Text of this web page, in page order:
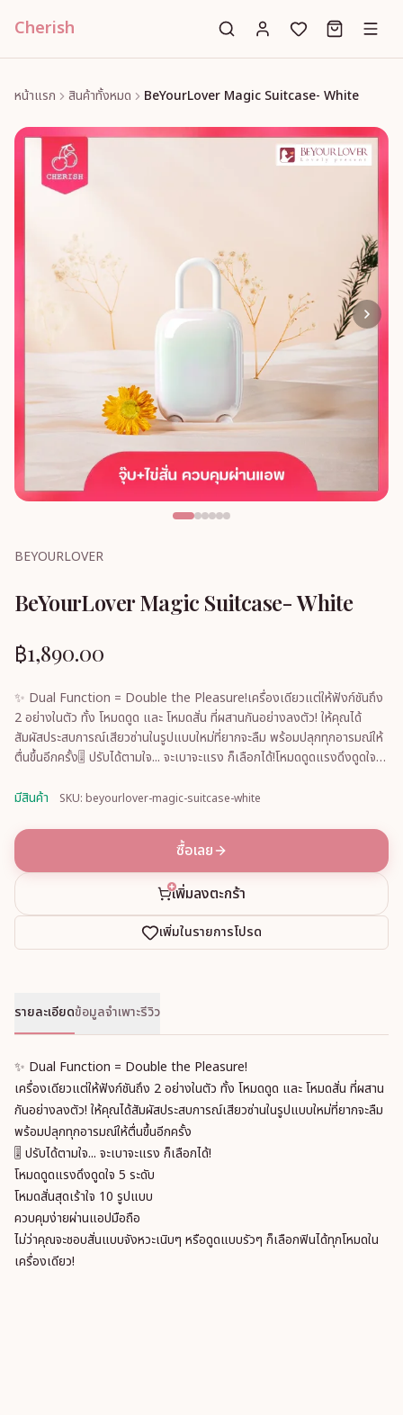
Cherish
หน้าแรก สินค้าทั้งหมด BeYourLover Magic Suitcase- White
BEYOURLOVER
BeYourLover Magic Suitcase- White
฿1,890.00
✨ Dual Function = Double the Pleasure!เครื่องเดียวแต่ให้ฟังก์ชันถึง
2 อย่างในตัว ทั้ง โหมดดูด และ โหมดสั่น ที่ผสานกันอย่างลงตัว! ให้คุณได้
สัมผัสประสบการณ์เสียวซ่านในรูปแบบใหม่ที่ยากจะลืม พร้อมปลุกทุกอารมณ์ให้
ตื่นขึ้นอีกครั้ง🎚️ ปรับได้ตามใจ... จะเบาจะแรง ก็เลือกได้!โหมดดูดแรงดึงดูดใจ 5
มีสินค้า
SKU: beyourlover-magic-suitcase-white
ซื้อเลย
เพิ่มลงตะกร้า
เพิ่มในรายการโปรด
รายละเอียดข้อมูลจำเพาะรีวิว
✨ Dual Function = Double the Pleasure!
เครื่องเดียวแต่ให้ฟังก์ชันถึง 2 อย่างในตัว ทั้ง โหมดดูด และ โหมดสั่น ที่ผสาน
กันอย่างลงตัว! ให้คุณได้สัมผัสประสบการณ์เสียวซ่านในรูปแบบใหม่ที่ยากจะลืม
พร้อมปลุกทุกอารมณ์ให้ตื่นขึ้นอีกครั้ง
🎚️ ปรับได้ตามใจ... จะเบาจะแรง ก็เลือกได้!
โหมดดูดแรงดึงดูดใจ 5 ระดับ
โหมดสั่นสุดเร้าใจ 10 รูปแบบ
ควบคุมง่ายผ่านแอปมือถือ
ไม่ว่าคุณจะชอบสั่นแบบจังหวะเนิบๆ หรือดูดแบบรัวๆ ก็เลือกฟินได้ทุกโหมดใน
เครื่องเดียว!